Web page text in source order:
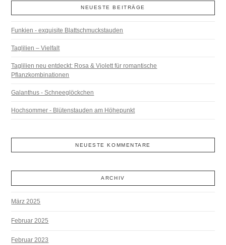
NEUESTE BEITRÄGE
Funkien - exquisite Blattschmuckstauden
Taglilien – Vielfalt
Taglilien neu entdeckt: Rosa & Violett für romantische
Pflanzkombinationen
Galanthus - Schneeglöckchen
Hochsommer - Blütenstauden am Höhepunkt
NEUESTE KOMMENTARE
ARCHIV
März 2025
Februar 2025
Februar 2023